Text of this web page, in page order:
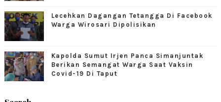
Lecehkan Dagangan Tetangga Di Facebook
Warga Wirosari Dipolisikan
Kapolda Sumut Irjen Panca Simanjuntak
Berikan Semangat Warga Saat Vaksin
Covid-19 Di Taput